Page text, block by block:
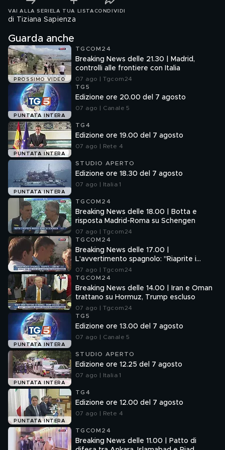
VAI ALLA SERIE LA TUA LISTA CONDIVIDI
di Tiziana Sapienza
Guarda anche
PROSSIMO VIDEO
TGCOM24
Breaking News delle 21.30 | Madrid,
controlli alle frontiere con Italia
07 ago | Tgcom24
PUNTATA INTERA
TG5
Edizione ore 20.00 del 7 agosto
07 ago | Canale 5
PUNTATA INTERA
TG4
Edizione ore 19.00 del 7 agosto
07 ago | Rete 4
PUNTATA INTERA
STUDIO APERTO
Edizione ore 18.30 del 7 agosto
07 ago | Italia 1
TGCOM24
Breaking News delle 18.00 | Botta e
risposta Madrid-Roma su Schengen
07 ago | Tgcom24
TGCOM24
Breaking News delle 17.00 |
L'avvertimento spagnolo: "Riaprite i
confini"
07 ago | Tgcom24
TGCOM24
Breaking News delle 14.00 | Iran e Oman
trattano su Hormuz, Trump escluso
07 ago | Tgcom24
PUNTATA INTERA
TG5
Edizione ore 13.00 del 7 agosto
07 ago | Canale 5
PUNTATA INTERA
STUDIO APERTO
Edizione ore 12.25 del 7 agosto
07 ago | Italia 1
PUNTATA INTERA
TG4
Edizione ore 12.00 del 7 agosto
07 ago | Rete 4
TGCOM24
Breaking News delle 11.00 | Patto di